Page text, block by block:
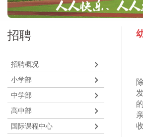
招聘
招聘概况
小学部
中学部
高中部
国际课程中心